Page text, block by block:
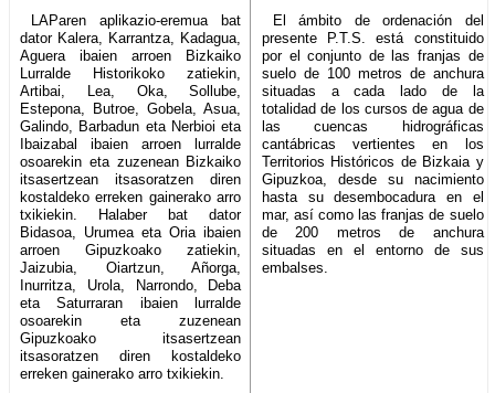
LAParen aplikazio-eremua bat
dator Kalera, Karrantza, Kadagua,
Aguera ibaien arroen Bizkaiko
Lurralde Historikoko zatiekin,
Artibai, Lea, Oka, Sollube,
Estepona, Butroe, Gobela, Asua,
Galindo, Barbadun eta Nerbioi eta
Ibaizabal ibaien arroen lurralde
osoarekin eta zuzenean Bizkaiko
itsasertzean itsasoratzen diren
kostaldeko erreken gainerako arro
txikiekin. Halaber bat dator
Bidasoa, Urumea eta Oria ibaien
arroen Gipuzkoako zatiekin,
Jaizubia, Oiartzun, Añorga,
Inurritza, Urola, Narrondo, Deba
eta Saturraran ibaien lurralde
osoarekin eta zuzenean
Gipuzkoako itsasertzean
itsasoratzen diren kostaldeko
erreken gainerako arro txikiekin.
El ámbito de ordenación del
presente P.T.S. está constituido
por el conjunto de las franjas de
suelo de 100 metros de anchura
situadas a cada lado de la
totalidad de los cursos de agua de
las cuencas hidrográficas
cantábricas vertientes en los
Territorios Históricos de Bizkaia y
Gipuzkoa, desde su nacimiento
hasta su desembocadura en el
mar, así como las franjas de suelo
de 200 metros de anchura
situadas en el entorno de sus
embalses.